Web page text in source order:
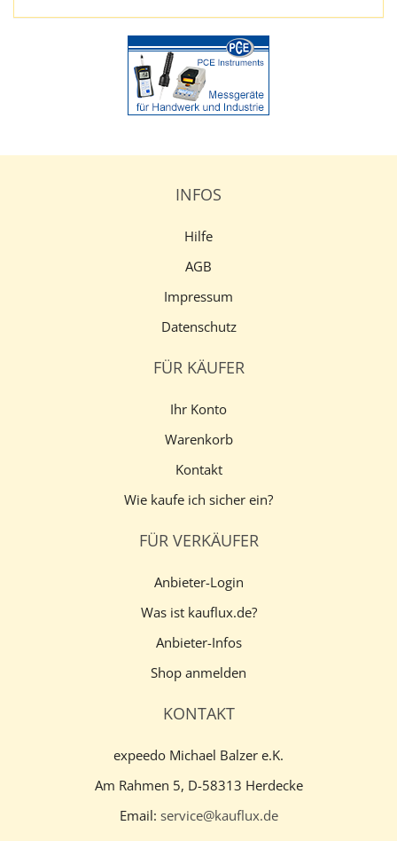
INFOS
Hilfe
AGB
Impressum
Datenschutz
FÜR KÄUFER
Ihr Konto
Warenkorb
Kontakt
Wie kaufe ich sicher ein?
FÜR VERKÄUFER
Anbieter-Login
Was ist kauflux.de?
Anbieter-Infos
Shop anmelden
KONTAKT
expeedo Michael Balzer e.K.
Am Rahmen 5, D-58313 Herdecke
Email: service@kauflux.de